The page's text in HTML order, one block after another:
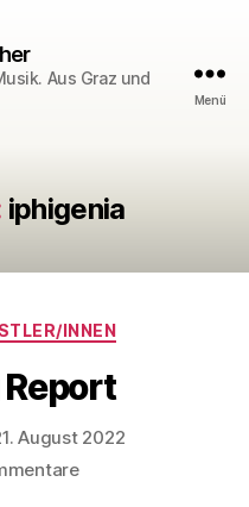
Aus Graz und
Menü
iphigenia
INNEN
August 2022
zu